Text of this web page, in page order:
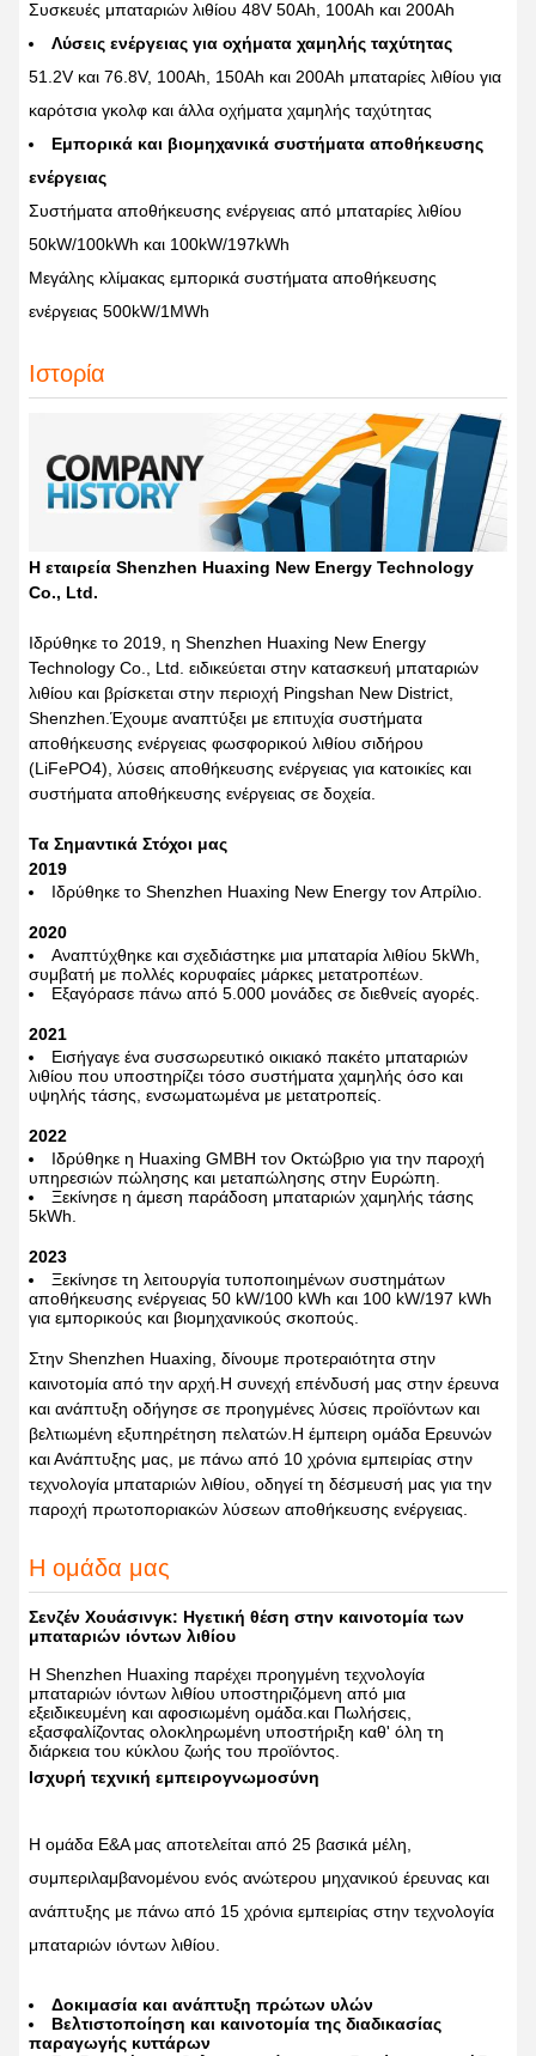
Συσκευές μπαταριών λιθίου 48V 50Ah, 100Ah και 200Ah
Λύσεις ενέργειας για οχήματα χαμηλής ταχύτητας
51.2V και 76.8V, 100Ah, 150Ah και 200Ah μπαταρίες λιθίου για
καρότσια γκολφ και άλλα οχήματα χαμηλής ταχύτητας
Εμπορικά και βιομηχανικά συστήματα αποθήκευσης
ενέργειας
Συστήματα αποθήκευσης ενέργειας από μπαταρίες λιθίου
50kW/100kWh και 100kW/197kWh
Μεγάλης κλίμακας εμπορικά συστήματα αποθήκευσης
ενέργειας 500kW/1MWh
Ιστορία
Η εταιρεία Shenzhen Huaxing New Energy Technology
Co., Ltd.
Ιδρύθηκε το 2019, η Shenzhen Huaxing New Energy
Technology Co., Ltd. ειδικεύεται στην κατασκευή μπαταριών
λιθίου και βρίσκεται στην περιοχή Pingshan New District,
Shenzhen.Έχουμε αναπτύξει με επιτυχία συστήματα
αποθήκευσης ενέργειας φωσφορικού λιθίου σιδήρου
(LiFePO4), λύσεις αποθήκευσης ενέργειας για κατοικίες και
συστήματα αποθήκευσης ενέργειας σε δοχεία.
Τα Σημαντικά Στόχοι μας
2019
Ιδρύθηκε το Shenzhen Huaxing New Energy τον Απρίλιο.
2020
Αναπτύχθηκε και σχεδιάστηκε μια μπαταρία λιθίου 5kWh,
συμβατή με πολλές κορυφαίες μάρκες μετατροπέων.
Εξαγόρασε πάνω από 5.000 μονάδες σε διεθνείς αγορές.
2021
Εισήγαγε ένα συσσωρευτικό οικιακό πακέτο μπαταριών
λιθίου που υποστηρίζει τόσο συστήματα χαμηλής όσο και
υψηλής τάσης, ενσωματωμένα με μετατροπείς.
2022
Ιδρύθηκε η Huaxing GMBH τον Οκτώβριο για την παροχή
υπηρεσιών πώλησης και μεταπώλησης στην Ευρώπη.
Ξεκίνησε η άμεση παράδοση μπαταριών χαμηλής τάσης
5kWh.
2023
Ξεκίνησε τη λειτουργία τυποποιημένων συστημάτων
αποθήκευσης ενέργειας 50 kW/100 kWh και 100 kW/197 kWh
για εμπορικούς και βιομηχανικούς σκοπούς.
Στην Shenzhen Huaxing, δίνουμε προτεραιότητα στην
καινοτομία από την αρχή.Η συνεχή επένδυσή μας στην έρευνα
και ανάπτυξη οδήγησε σε προηγμένες λύσεις προϊόντων και
βελτιωμένη εξυπηρέτηση πελατών.Η έμπειρη ομάδα Ερευνών
και Ανάπτυξης μας, με πάνω από 10 χρόνια εμπειρίας στην
τεχνολογία μπαταριών λιθίου, οδηγεί τη δέσμευσή μας για την
παροχή πρωτοποριακών λύσεων αποθήκευσης ενέργειας.
Η ομάδα μας
Σενζέν Χουάσινγκ: Ηγετική θέση στην καινοτομία των
μπαταριών ιόντων λιθίου
Η Shenzhen Huaxing παρέχει προηγμένη τεχνολογία
μπαταριών ιόντων λιθίου υποστηριζόμενη από μια
εξειδικευμένη και αφοσιωμένη ομάδα.και Πωλήσεις,
εξασφαλίζοντας ολοκληρωμένη υποστήριξη καθ' όλη τη
διάρκεια του κύκλου ζωής του προϊόντος.
Ισχυρή τεχνική εμπειρογνωμοσύνη
Η ομάδα Ε&Α μας αποτελείται από 25 βασικά μέλη,
συμπεριλαμβανομένου ενός ανώτερου μηχανικού έρευνας και
ανάπτυξης με πάνω από 15 χρόνια εμπειρίας στην τεχνολογία
μπαταριών ιόντων λιθίου.
Δοκιμασία και ανάπτυξη πρώτων υλών
Βελτιστοποίηση και καινοτομία της διαδικασίας
παραγωγής κυττάρων